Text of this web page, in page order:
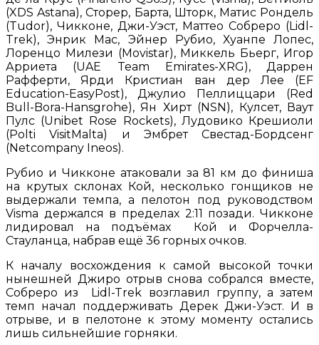
(XDS Astana), Сторер, Барта, Шторк, Матис Рондель
(Tudor), Чикконе, Джи-Уэст, Маттео Собреро (Lidl-
Trek), Энрик Мас, Эйнер Рубио, Хуанпе Лопес,
Лоренцо Милези (Movistar), Миккель Бьерг, Игор
Арриета (UAE Team Emirates-XRG), Даррен
Рафферти, Ярди Кристиан ван дер Лее (EF
Education-EasyPost), Джулио Пеллиццари (Red
Bull-Bora-Hansgrohe), Ян Хирт (NSN), Кулсет, Ваут
Пулс (Unibet Rose Rockets), Лудовико Крешиоли
(Polti VisitMalta) и Эмбрет Свестад-Бордсенг
(Netcompany Ineos).
Рубио и Чикконе атаковали за 81 км до финиша
на крутых склонах Кой, несколько гонщиков не
выдержали темпа, а пелотон под руководством
Visma держался в пределах 2:11 позади. Чикконе
лидировал на подъёмах Кой и Форчелла-
Стауланца, набрав ещё 36 горных очков.
К началу восхождения к самой высокой точки
нынешней Джиро отрыв снова собрался вместе,
Собреро из Lidl-Trek возглавил группу, а затем
темп начал поддерживать Дерек Джи-Уэст. И в
отрыве, и в пелотоне к этому моменту остались
лишь сильнейшие горняки.